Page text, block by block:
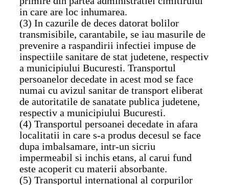
in care are loc inhumarea.
(3) In cazurile de deces datorat bolilor
transmisibile, carantabile, se iau masurile de
prevenire a raspandirii infectiei impuse de
inspectiile sanitare de stat judetene, respectiv
a municipiului Bucuresti. Transportul
persoanelor decedate in acest mod se face
numai cu avizul sanitar de transport eliberat
de autoritatile de sanatate publica judetene,
respectiv a municipiului Bucuresti.
(4) Transportul persoanei decedate in afara
localitatii in care s-a produs decesul se face
dupa imbalsamare, intr-un sicriu
impermeabil si inchis etans, al carui fund
este acoperit cu materii absorbante.
(5) Transportul international al corpurilor